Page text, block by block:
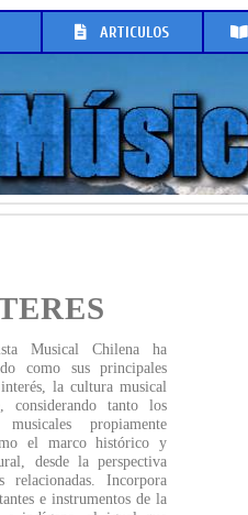
ARTICULOS
Musical Chilena ha
como sus principales
la cultura musical
considerando tanto los
musicales propiamente
el marco histórico y
desde la perspectiva
Incorpora
e instrumentos de la